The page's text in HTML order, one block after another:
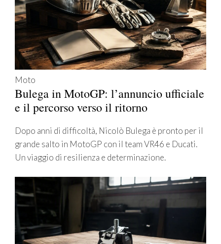
Moto
Bulega in MotoGP: l’annuncio ufficiale
e il percorso verso il ritorno
Dopo anni di difficoltà, Nicolò Bulega è pronto per il
grande salto in MotoGP con il team VR46 e Ducati.
Un viaggio di resilienza e determinazione.